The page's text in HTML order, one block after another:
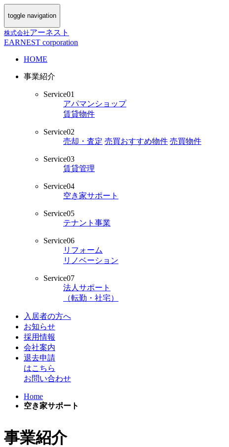
toggle navigation
株式会社アーネスト
EARNEST corporation
HOME
事業紹介
Service01
アパマンショップ
賃貸物件
Service02
売却・査定 売買おすすめ物件 売買物件
Service03
賃貸管理
Service04
空き家サポート
Service05
テナント事業
Service06
リフォーム
リノベーション
Service07
法人サポート
（転勤・社宅）
入居者の方へ
お知らせ
採用情報
会社案内
退去申請
はこちら
お問い合わせ
Home
空き家サポート
事業紹介